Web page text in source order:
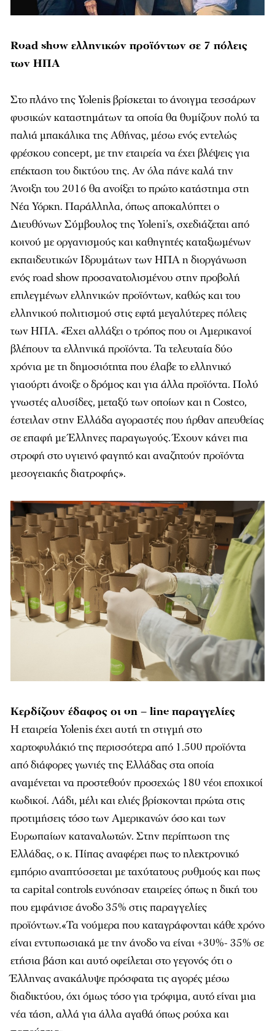
Road show ελληνικών προϊόντων σε 7 πόλεις
των ΗΠΑ
Στο πλάνο της Yolenis βρίσκεται το άνοιγμα τεσσάρων
φυσικών καταστημάτων τα οποία θα θυμίζουν πολύ τα
παλιά μπακάλικα της Αθήνας, μέσω ενός εντελώς
φρέσκου concept, με την εταιρεία να έχει βλέψεις για
επέκταση του δικτύου της. Αν όλα πάνε καλά την
Άνοιξη του 2016 θα ανοίξει το πρώτο κατάστημα στη
Νέα Υόρκη. Παράλληλα, όπως αποκαλύπτει ο
Διευθύνων Σύμβουλος της Yoleni’s, σχεδιάζεται από
κοινού με οργανισμούς και καθηγητές καταξιωμένων
εκπαιδευτικών Ιδρυμάτων των ΗΠΑ η διοργάνωση
ενός road show προσανατολισμένου στην προβολή
επιλεγμένων ελληνικών προϊόντων, καθώς και του
ελληνικού πολιτισμού στις εφτά μεγαλύτερες πόλεις
των ΗΠΑ. «Έχει αλλάξει ο τρόπος που οι Αμερικανοί
βλέπουν τα ελληνικά προϊόντα. Τα τελευταία δύο
χρόνια με τη δημοσιότητα που έλαβε το ελληνικό
γιαούρτι άνοιξε ο δρόμος και για άλλα προϊόντα. Πολύ
γνωστές αλυσίδες, μεταξύ των οποίων και η Costco,
έστειλαν στην Ελλάδα αγοραστές που ήρθαν απευθείας
σε επαφή με Έλληνες παραγωγούς. Έχουν κάνει πια
στροφή στο υγιεινό φαγητό και αναζητούν προϊόντα
μεσογειακής διατροφής».
Κερδίζουν έδαφος οι on – line παραγγελίες
Η εταιρεία Yolenis έχει αυτή τη στιγμή στο
χαρτοφυλάκιό της περισσότερα από 1.500 προϊόντα
από διάφορες γωνιές της Ελλάδας στα οποία
αναμένεται να προστεθούν προσεχώς 180 νέοι εποχικοί
κωδικοί. Λάδι, μέλι και ελιές βρίσκονται πρώτα στις
προτιμήσεις τόσο των Αμερικανών όσο και των
Ευρωπαίων καταναλωτών. Στην περίπτωση της
Ελλάδας, ο κ. Πίπας αναφέρει πως το ηλεκτρονικό
εμπόριο αναπτύσσεται με ταχύτατους ρυθμούς και πως
τα capital controls ευνόησαν εταιρείες όπως η δική του
που εμφάνισε άνοδο 35% στις παραγγελίες
προϊόντων.«Τα νούμερα που καταγράφονται κάθε χρόνο
είναι εντυπωσιακά με την άνοδο να είναι +30%- 35% σε
ετήσια βάση και αυτό οφείλεται στο γεγονός ότι ο
Έλληνας ανακάλυψε πρόσφατα τις αγορές μέσω
διαδικτύου, όχι όμως τόσο για τρόφιμα, αυτό είναι μια
νέα τάση, αλλά για άλλα αγαθά όπως ρούχα και